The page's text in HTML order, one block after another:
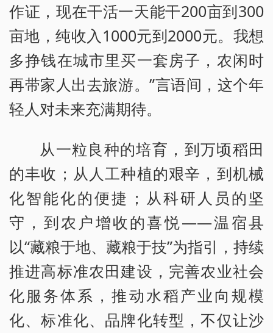
作证，现在干活一天能干200亩到300
亩地，纯收入1000元到2000元。我想
多挣钱在城市里买一套房子，农闲时
再带家人出去旅游。”言语间，这个年
轻人对未来充满期待。
从一粒良种的培育，到万顷稻田
的丰收；从人工种植的艰辛，到机械
化智能化的便捷；从科研人员的坚
守，到农户增收的喜悦——温宿县
以“藏粮于地、藏粮于技”为指引，持续
推进高标准农田建设，完善农业社会
化服务体系，推动水稻产业向规模
化、标准化、品牌化转型，不仅让沙